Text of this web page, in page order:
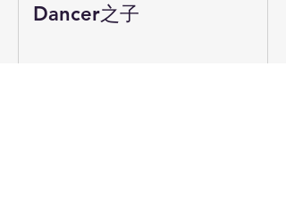
Dancer之子